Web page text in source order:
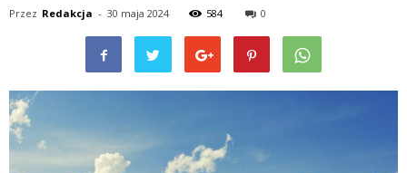
Przez Redakcja - 30 maja 2024 584 0